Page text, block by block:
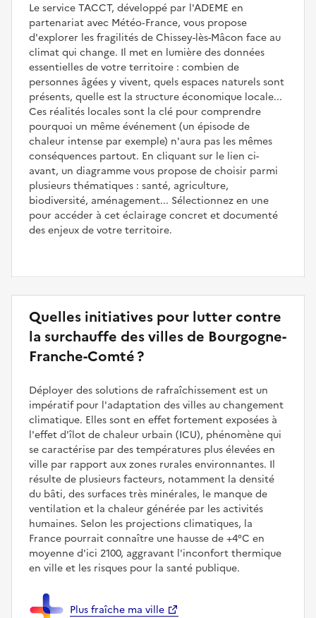
Le service TACCT, développé par l'ADEME en
partenariat avec Météo‑France, vous propose
d'explorer les fragilités de Chissey-lès-Mâcon face au
climat qui change. Il met en lumière des données
essentielles de votre territoire : combien de
personnes âgées y vivent, quels espaces naturels sont
présents, quelle est la structure économique locale...
Ces réalités locales sont la clé pour comprendre
pourquoi un même événement (un épisode de
chaleur intense par exemple) n'aura pas les mêmes
conséquences partout. En cliquant sur le lien ci-
avant, un diagramme vous propose de choisir parmi
plusieurs thématiques : santé, agriculture,
biodiversité, aménagement... Sélectionnez en une
pour accéder à cet éclairage concret et documenté
des enjeux de votre territoire.
Quelles initiatives pour lutter contre
la surchauffe des villes de Bourgogne-
Franche-Comté ?
Déployer des solutions de rafraîchissement est un
impératif pour l'adaptation des villes au changement
climatique. Elles sont en effet fortement exposées à
l'effet d'îlot de chaleur urbain (ICU), phénomène qui
se caractérise par des températures plus élevées en
ville par rapport aux zones rurales environnantes. Il
résulte de plusieurs facteurs, notamment la densité
du bâti, des surfaces très minérales, le manque de
ventilation et la chaleur générée par les activités
humaines. Selon les projections climatiques, la
France pourrait connaître une hausse de +4°C en
moyenne d'ici 2100, aggravant l'inconfort thermique
en ville et les risques pour la santé publique.
Plus fraîche ma ville